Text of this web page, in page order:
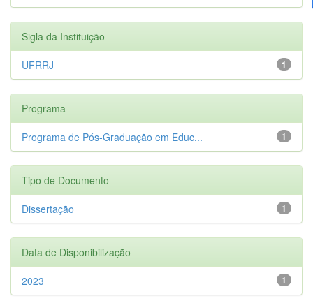
Sigla da Instituição
1
UFRRJ
Programa
1
Programa de Pós-Graduação em Educ...
Tipo de Documento
1
Dissertação
Data de Disponibilização
1
2023